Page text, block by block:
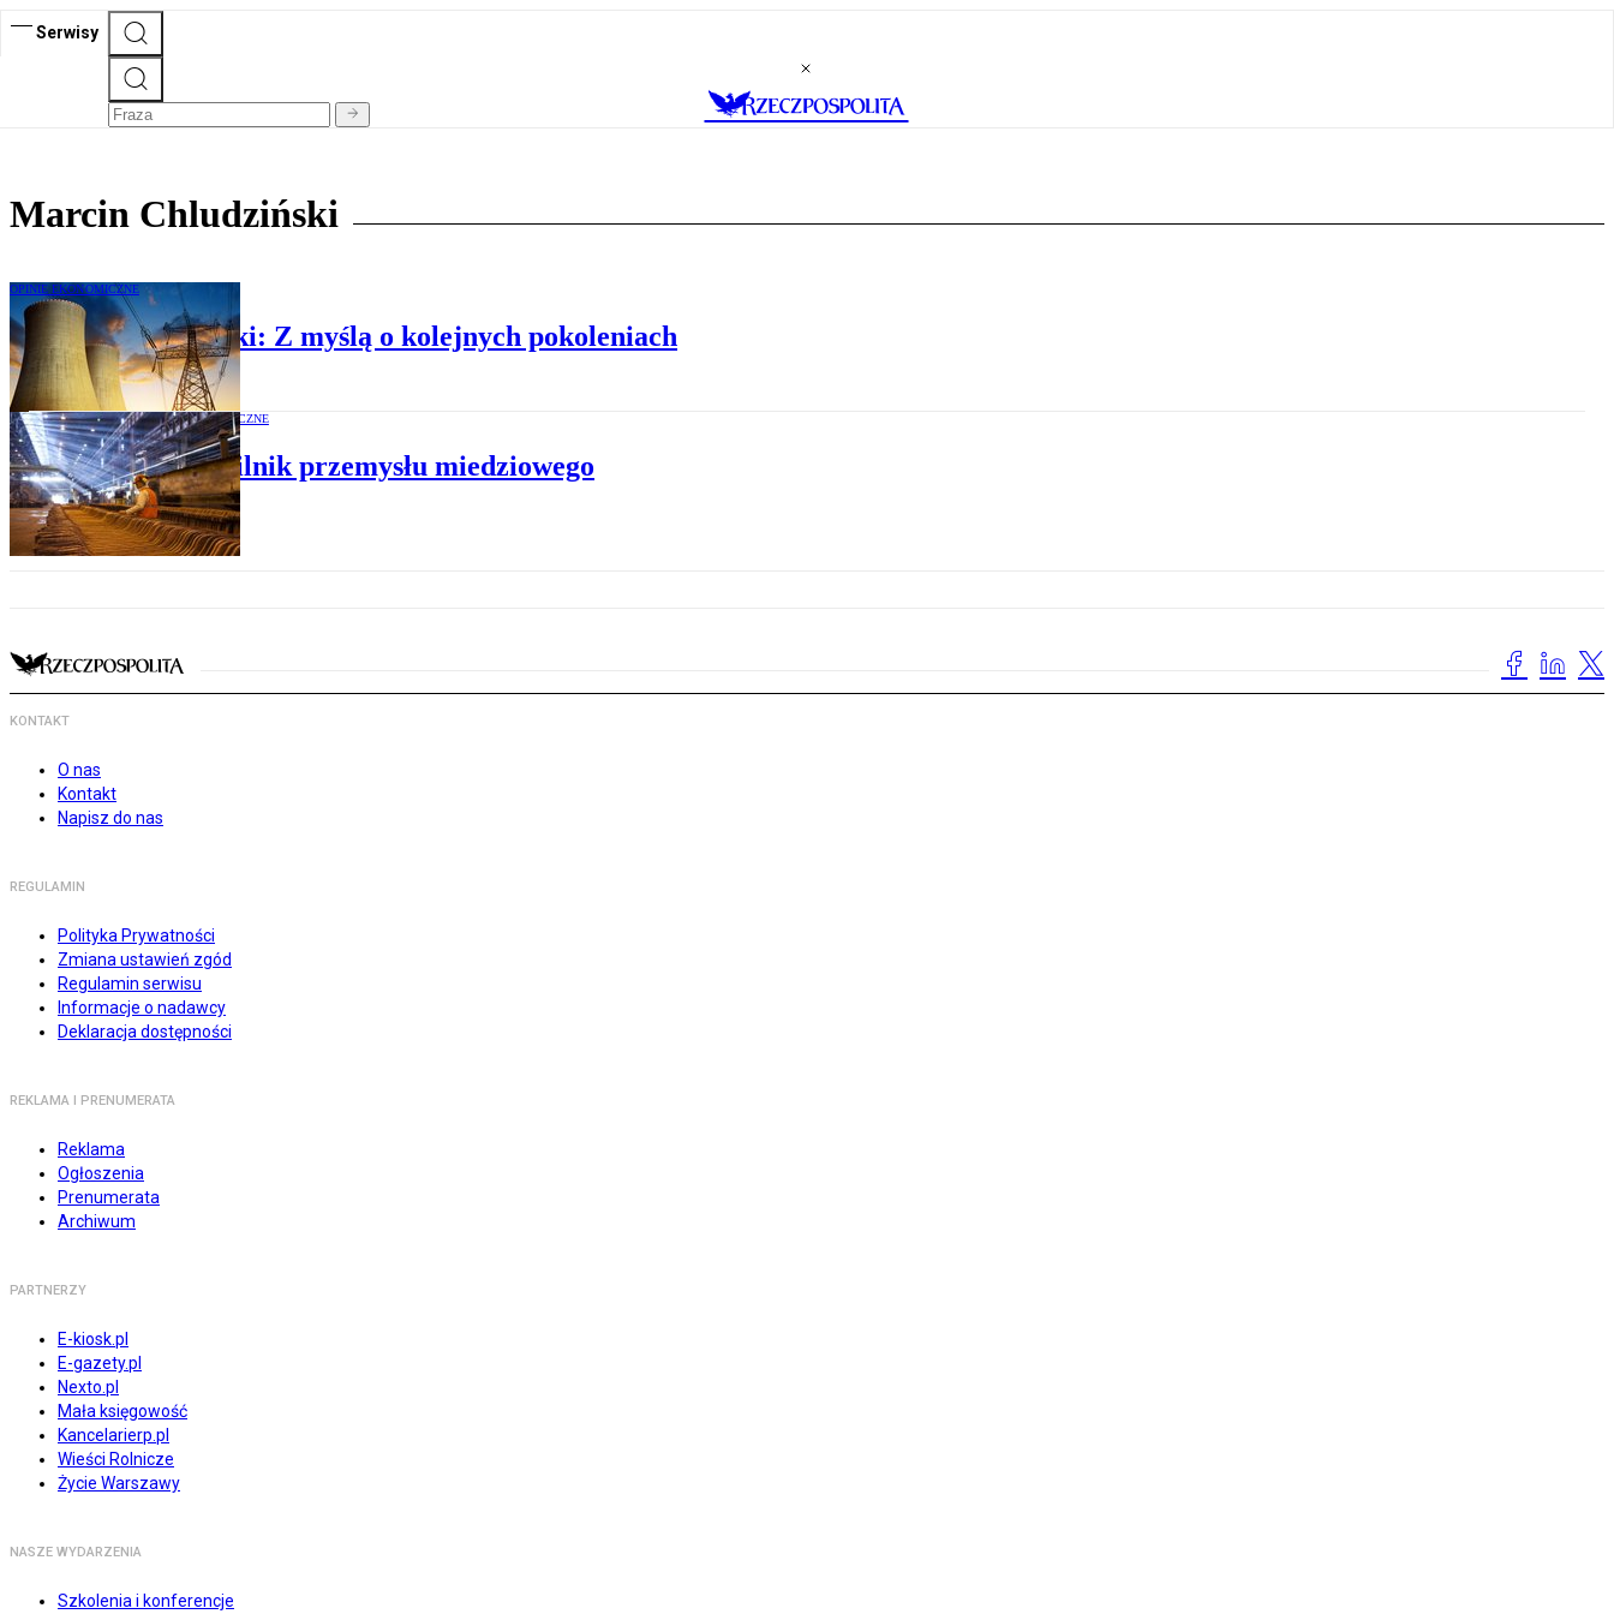
Serwisy
Marcin Chludziński
OPINIE EKONOMICZNE
Marcin Chludziński: Z myślą o kolejnych pokoleniach
OPINIE EKONOMICZNE
Trzeci silnik przemysłu miedziowego
KONTAKT
O nas
Kontakt
Napisz do nas
REGULAMIN
Polityka Prywatności
Zmiana ustawień zgód
Regulamin serwisu
Informacje o nadawcy
Deklaracja dostępności
REKLAMA I PRENUMERATA
Reklama
Ogłoszenia
Prenumerata
Archiwum
PARTNERZY
E-kiosk.pl
E-gazety.pl
Nexto.pl
Mała księgowość
Kancelarierp.pl
Wieści Rolnicze
Życie Warszawy
NASZE WYDARZENIA
Szkolenia i konferencje